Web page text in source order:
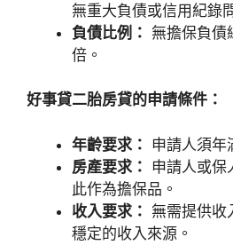
無重大負債或信用紀錄
負債比例： 無擔保負債
倍。
好事貸二胎房貸的申請條件：
年齡要求： 申請人須年
房產要求： 申請人或保
此作為擔保品。
收入要求： 無需提供收
穩定的收入來源。